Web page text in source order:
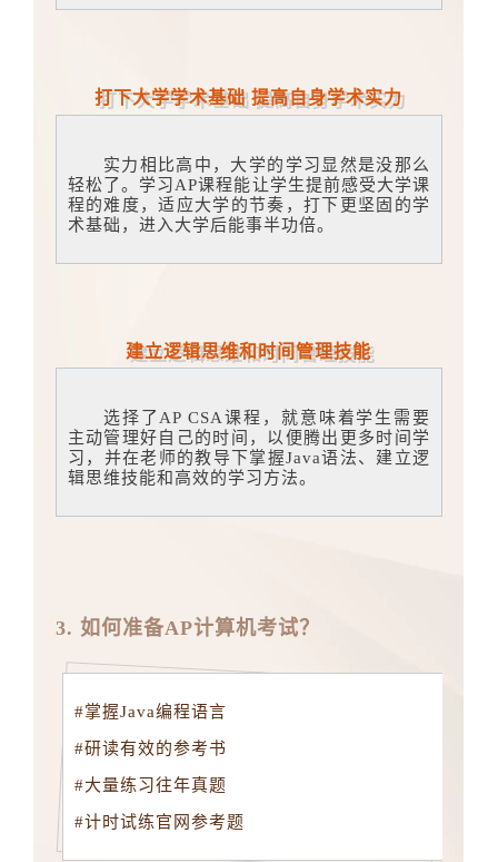
打下大学学术基础 提高自身学术实力
实力相比高中，大学的学习显然是没那么
轻松了。学习AP课程能让学生提前感受大学课
程的难度，适应大学的节奏，打下更坚固的学
术基础，进入大学后能事半功倍。
建立逻辑思维和时间管理技能
选择了AP CSA课程，就意味着学生需要
主动管理好自己的时间，以便腾出更多时间学
习，并在老师的教导下掌握Java语法、建立逻
辑思维技能和高效的学习方法。
3. 如何准备AP计算机考试？
#掌握Java编程语言
#研读有效的参考书
#大量练习往年真题
#计时试练官网参考题